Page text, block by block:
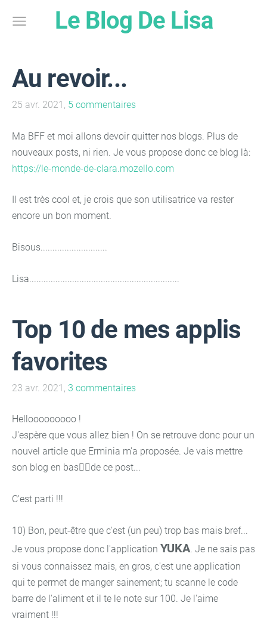
Le Blog De Lisa
Au revoir...
25 avr. 2021, 5 commentaires
Ma BFF et moi allons devoir quitter nos blogs. Plus de
nouveaux posts, ni rien. Je vous propose donc ce blog là:
https://le-monde-de-clara.mozello.com
Il est très cool et, je crois que son utilisatrice va rester
encore un bon moment.
Bisous............................
Lisa...............................................................
Top 10 de mes applis
favorites
23 avr. 2021, 3 commentaires
Hellooooooooo !
J'espère que vous allez bien ! On se retrouve donc pour un
nouvel article que Erminia m'a proposée. Je vais mettre
son blog en bas👇🏻de ce post...
C'est parti !!!
10) Bon, peut-être que c'est (un peu) trop bas mais bref...
Je vous propose donc l'application YUKA . Je ne sais pas
si vous connaissez mais, en gros, c'est une application
qui te permet de manger sainement; tu scanne le code
barre de l'aliment et il te le note sur 100. Je l'aime
vraiment !!!